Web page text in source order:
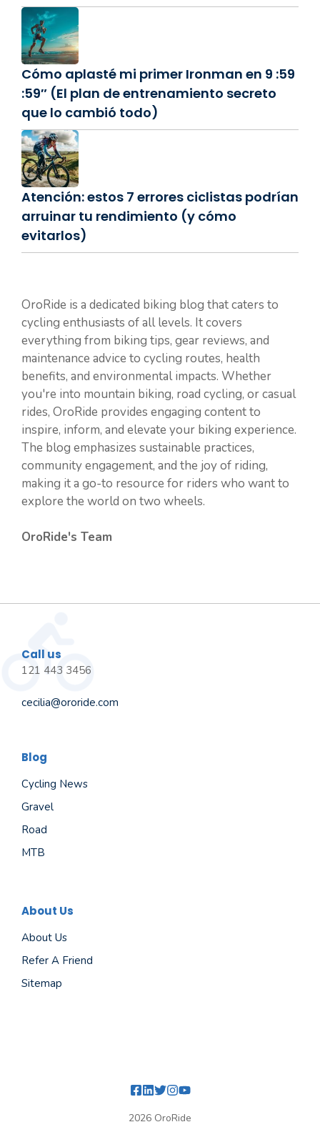
Cómo aplasté mi primer Ironman en 9 :59
:59″ (El plan de entrenamiento secreto
que lo cambió todo)
Atención: estos 7 errores ciclistas podrían
arruinar tu rendimiento (y cómo
evitarlos)
OroRide is a dedicated biking blog that caters to
cycling enthusiasts of all levels. It covers
everything from biking tips, gear reviews, and
maintenance advice to cycling routes, health
benefits, and environmental impacts. Whether
you're into mountain biking, road cycling, or casual
rides, OroRide provides engaging content to
inspire, inform, and elevate your biking experience.
The blog emphasizes sustainable practices,
community engagement, and the joy of riding,
making it a go-to resource for riders who want to
explore the world on two wheels.
OroRide's Team
Call us
121 443 3456
cecilia@ororide.com
Blog
Cycling News
Gravel
Road
MTB
About Us
About Us
Refer A Friend
Sitemap
2026 OroRide